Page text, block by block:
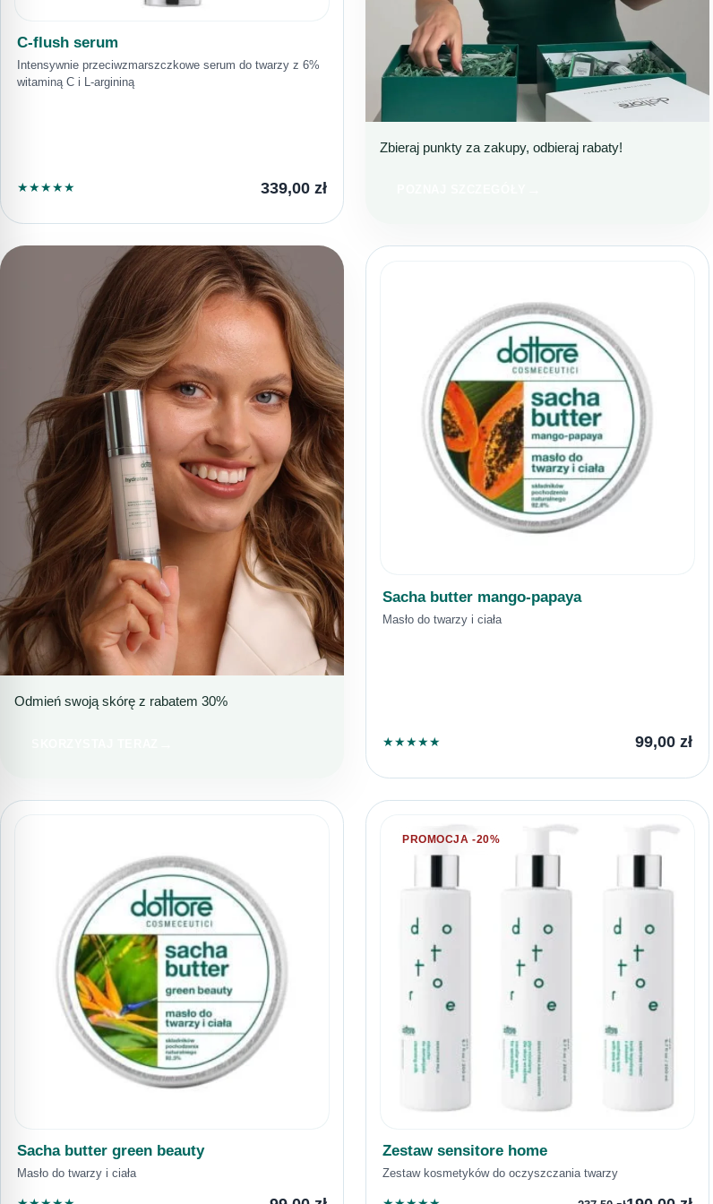
C-flush serum
Intensywnie przeciwzmarszczkowe serum do twarzy z 6%
witaminą C i L-argininą
★★★★★ 339,00zł
DOTTORE CLUB
Zbieraj punkty za zakupy, odbieraj rabaty!
NAWILŻENIE I REDUKCJA NIEDOSKONAŁOŚCI
Odmień swoją skórę z rabatem 30%
Sacha butter mango-papaya
Masło do twarzy i ciała
★★★★★ 99,00zł
Sacha butter green beauty
Masło do twarzy i ciała
PROMOCJA -20%
Zestaw sensitore home
Zestaw kosmetyków do oczyszczania twarzy